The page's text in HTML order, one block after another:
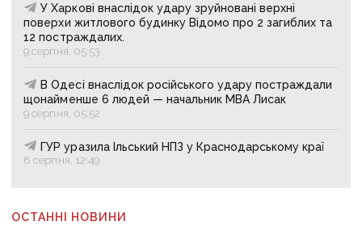
У Харкові внаслідок удару зруйновані верхні
поверхи житлового будинку Відомо про 2 загиблих та
12 постраждалих.
9 серпня, 05:53
В Одесі внаслідок російського удару постраждали
щонайменше 6 людей — начальник МВА Лисак
9 серпня, 05:52
ГУР уразила Ільський НПЗ у Краснодарському краї
8 серпня, 12:49
ОСТАННІ НОВИНИ